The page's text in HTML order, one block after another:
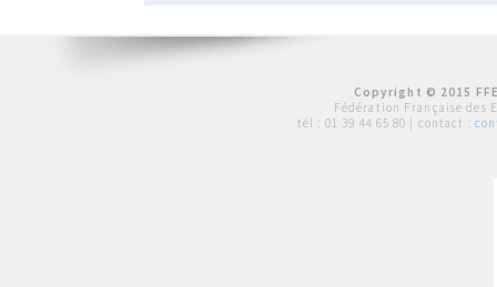
Copyright © 2015
Fédération Française des
tél : 01 39 44 65 80 | contact :